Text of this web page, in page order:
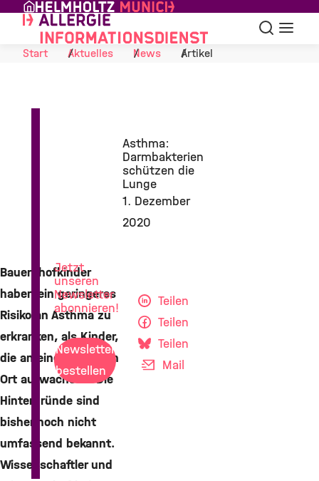
Skip to Content
Suche
Start
Aktuelles News Artikel
Asthma:
Darmbakterien
schützen die
Lunge
1. Dezember
2020
Bauernhofkinder
haben ein geringeres
Risiko an Asthma zu
erkranken, als Kinder,
die an einem anderen
Ort aufwachsen. Die
Hintergründe sind
bisher noch nicht
umfassend bekannt.
Wissenschaftler und
Teilen
Teilen
Teilen
Mail
Jetzt
unseren
Newsletter
abonnieren!
Newsletter
bestellen